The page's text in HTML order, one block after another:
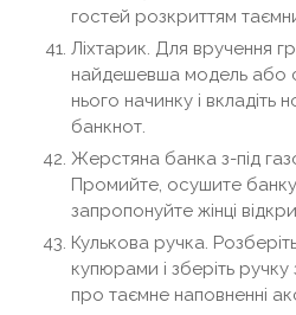
гостей розкриттям
Ліхтарик. Для вручення
найдешевша модель або
нього начинку і вкладіть
банкнот.
Жерстяна банка з-під
Промийте, осушите
запропонуйте жінці
Кулькова ручка.
купюрами і зберіть ручку
про таємне наповненні